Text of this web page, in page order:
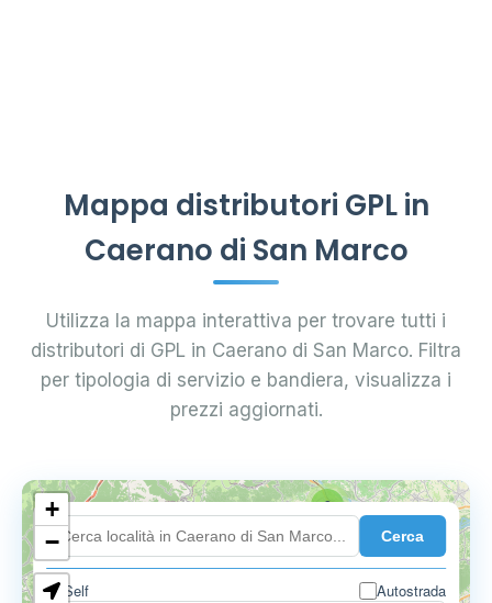
Mappa distributori GPL in
Caerano di San Marco
Utilizza la mappa interattiva per trovare tutti i
distributori di GPL in Caerano di San Marco. Filtra
per tipologia di servizio e bandiera, visualizza i
prezzi aggiornati.
Cerca
Self
Autostrada
2
+
−